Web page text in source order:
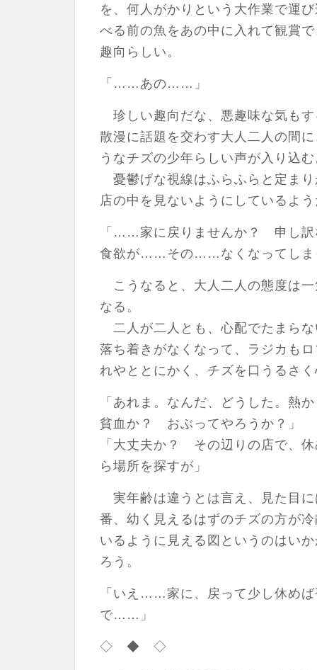
を、何人がかりという大作業で運
べる前の魚をあの中に入れて観賞
趣向らしい。
「……あの……」
珍しい趣向だな、悪趣味な気も
散漫に話題を交わす大人二人の間
うなチズの少年らしい声が入り込
憂鬱げな視線はふらふらと定ま
店の中を見ないようにしているよ
「……家に戻りませんか？ 申し訳
食欲が……その……なくなってし
こうなると、大人二人の態度は
なる。
二人が二人とも、心配でたまら
落ち着きがなくなって、ラジカも
れやととにかく、チズを口うるさ
「あれま。なんだ、どうした。
貧血か？ おぶってやろうか？」
「大丈夫か？ その辺りの店で、
ら場所を探すが」
実年齢は違うとは言え、見た目
番、幼く見えるはずのチズの方が
いるように見える図というのはい
ろう。
「いえ……家に、戻って少し休め
で……」
◇ ◆ ◇